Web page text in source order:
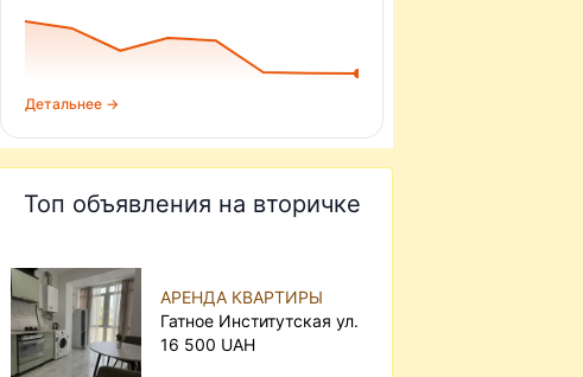
Детальнее →
Топ объявления на вторичке
АРЕНДА КВАРТИРЫ
Гатное Институтская ул.
16 500 UAH